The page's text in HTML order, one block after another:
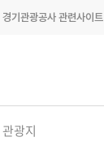
경기관광공사 관련사이트
관광지